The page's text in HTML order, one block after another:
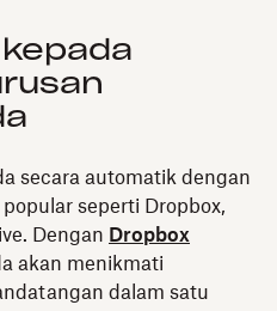
secara automatik dengan
seperti Dropbox,
Dengan Dropbox
akan menikmati
dalam satu